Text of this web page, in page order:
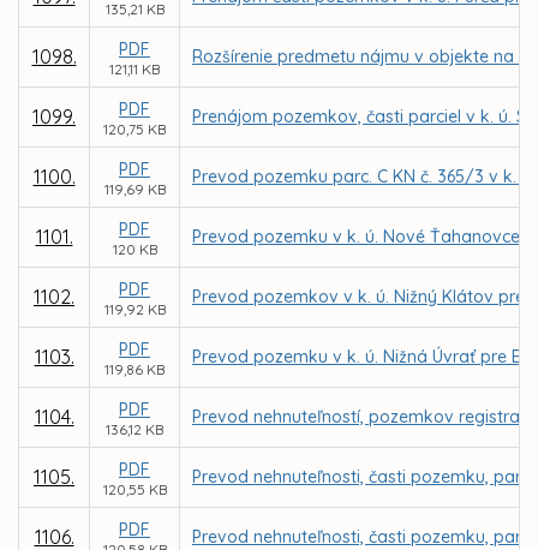
135,21 KB
1098. PDF
121,11 KB
Rozšírenie predmetu nájmu v objekte na
1099. PDF
120,75 KB
Prenájom pozemkov, časti parciel v k. ú.
1100. PDF
119,69 KB
Prevod pozemku parc. C KN č. 365/3 v k.
1101. PDF
120 KB
Prevod pozemku v k. ú. Nové Ťahanovce
1102. PDF
119,92 KB
Prevod pozemkov v k. ú. Nižný Klátov
1103. PDF
119,86 KB
Prevod pozemku v k. ú. Nižná Úvrať pre
1104. PDF
136,12 KB
Prevod nehnuteľností, pozemkov registra
1105. PDF
120,55 KB
Prevod nehnuteľnosti, časti pozemku,
1106. PDF Prevod nehnuteľnosti, časti pozemku,